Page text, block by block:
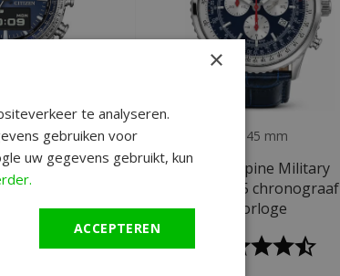
mm
51L
horloge
Ø 45 mm
Swiss Alpine Military
7078.9535 chronograaf
horloge
×
te analyseren.
gebruiken voor
uw gegevens gebruikt, kun
ACCEPTEREN